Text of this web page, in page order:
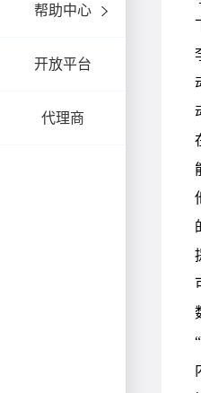
帮助中心
开放平台
代理商